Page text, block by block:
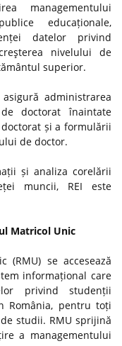
managementului
educaționale,
datelor privind
nivelului de
superior.
administrarea
doctorat înaintate
doctorat și a formulării
de doctor.
și analiza corelării
muncii, REI este
Matricol Unic
(RMU) se accesează
informațional care
privind studenții
România, pentru toți
studii. RMU sprijină
a managementului